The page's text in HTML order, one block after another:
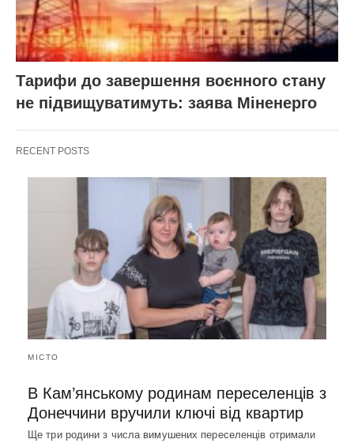
Тарифи до завершення воєнного стану
не підвищуватимуть: заява Міненерго
RECENT POSTS
МІСТО
В Кам’янському родинам переселенців з
Донеччини вручили ключі від квартир
Ще три родини з числа вимушених переселенців отримали